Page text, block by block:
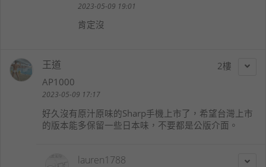
2023-05-09 19:01
肯定沒
2
王道
AP1000
2023-05-09 17:17
好久沒有原汁原味的Sharp手機上市了，希望台灣上市
的版本能多保留一些日本味，不要都是公版介面。
lauren1788